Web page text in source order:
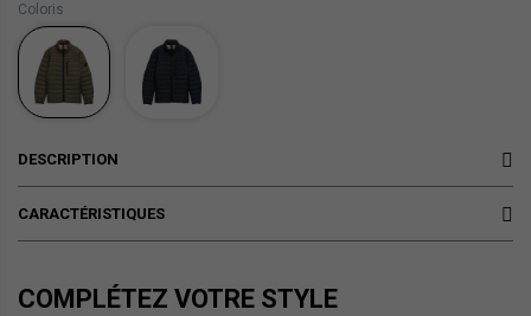
Coloris
DESCRIPTION
CARACTÉRISTIQUES
COMPLÉTEZ VOTRE STYLE